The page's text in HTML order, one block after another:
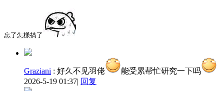
忘了怎樣搞了
Graziani : 好久不见羽佬
能受累帮忙研究一下吗
2026-5-19 01:37| 回复